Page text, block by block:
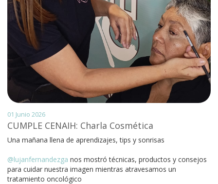
01 Junio 2026
CUMPLE CENAIH: Charla Cosmética
Una mañana llena de aprendizajes, tips y sonrisas
@lujanfernandezga nos mostró técnicas, productos y consejos
para cuidar nuestra imagen mientras atravesamos un
tratamiento oncológico